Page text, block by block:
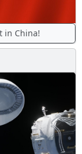
in China!